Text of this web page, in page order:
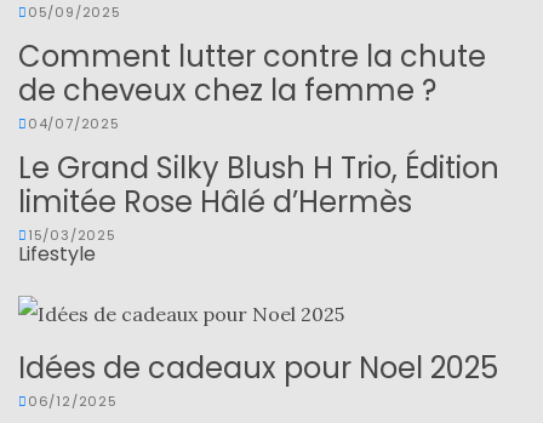
05/09/2025
Comment lutter contre la chute
de cheveux chez la femme ?
04/07/2025
Le Grand Silky Blush H Trio, Édition
limitée Rose Hâlé d’Hermès
15/03/2025
Lifestyle
Idées de cadeaux pour Noel 2025
06/12/2025